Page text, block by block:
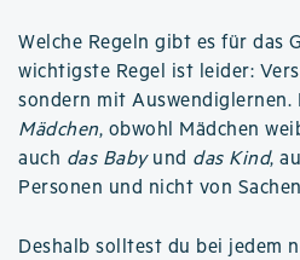
Welche Regeln gibt es für das
wichtigste Regel ist leider:
sondern mit Auswendiglernen.
Mädchen, obwohl Mädchen
auch das Babyund das Kind,
Personen und nicht von
Deshalb solltest du bei jedem